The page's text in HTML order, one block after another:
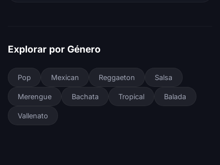
Explorar por Género
Pop Mexican Reggaeton Salsa
Merengue Bachata Tropical Balada
Vallenato